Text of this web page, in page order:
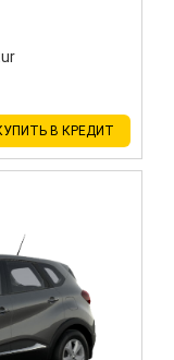
В КРЕДИТ